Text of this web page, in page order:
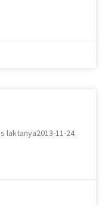
laktanya2013-11-24